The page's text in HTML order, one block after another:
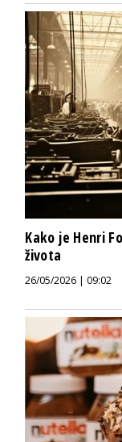
Kako je Henri
života
26/05/2026 | 09:02